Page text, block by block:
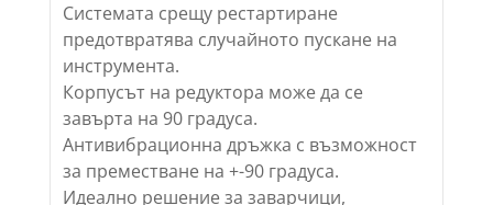
Системата срещу рестартиране
предотвратява случайното пускане на
инструмента.
Корпусът на редуктора може да се
завърта на 90 градуса.
Антивибрационна дръжка с възможност
за преместване на +-90 градуса.
Идеално решение за заварчици,